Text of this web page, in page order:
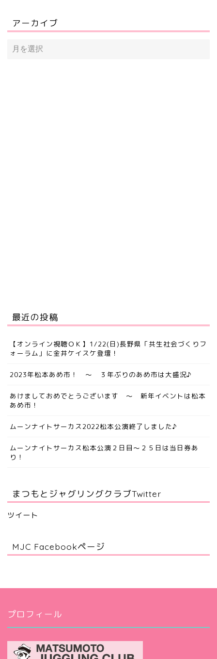
アーカイブ
最近の投稿
【オンライン視聴ＯＫ】1/22(日)長野県「共生社会づくりフ
ォーラム」に金井ケイスケ登壇！
2023年松本あめ市！ ～ ３年ぶりのあめ市は大盛況♪
あけましておめでとうございます ～ 新年イベントは松本
あめ市！
ムーンナイトサーカス2022松本公演終了しました♪
ムーンナイトサーカス松本公演２日目～２５日は当日券あ
り！
まつもとジャグリングクラブTwitter
ツイート
MJC Facebookページ
プロフィール